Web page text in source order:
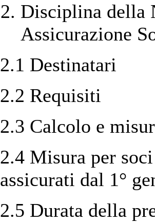
Disciplina della
Assicurazione
2.1 Destinatari
2.2 Requisiti
2.3 Calcolo e
2.4 Misura per
assicurati dal 1°
2.5 Durata della